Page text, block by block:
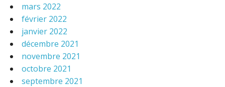
mars 2022
février 2022
janvier 2022
décembre 2021
novembre 2021
octobre 2021
septembre 2021